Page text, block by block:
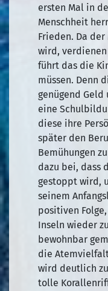
ersten Mal in
Menschheit
Frieden. Da
wird,
führt das die
müssen. Denn
genügend Geld
eine
diese ihre
später den
Bemühungen
dazu bei, dass
gestoppt wird,
seinem
positiven
Inseln wieder
bewohnbar
die Atemvielfalt
wird deutlich
tolle